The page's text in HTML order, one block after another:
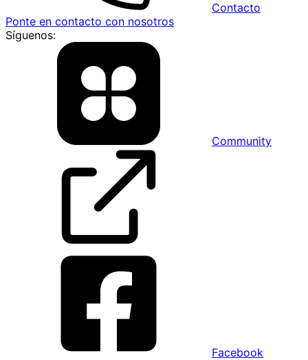
Contacto
Ponte en contacto con nosotros
Síguenos:
Community
Facebook